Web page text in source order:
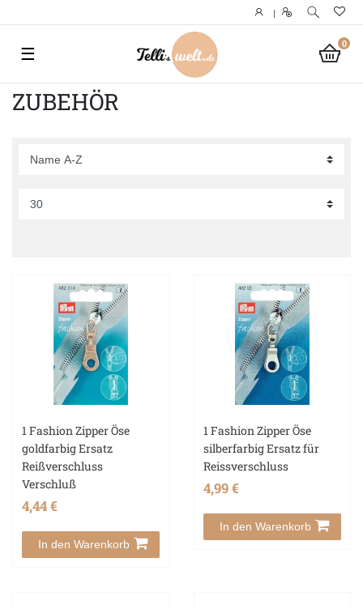
|
0
☰
ZUBEHÖR
1 Fashion Zipper Öse
goldfarbig Ersatz
Reißverschluss
Verschluß
4,44 €
In den Warenkorb
1 Fashion Zipper Öse
silberfarbig Ersatz für
Reissverschluss
4,99 €
In den Warenkorb